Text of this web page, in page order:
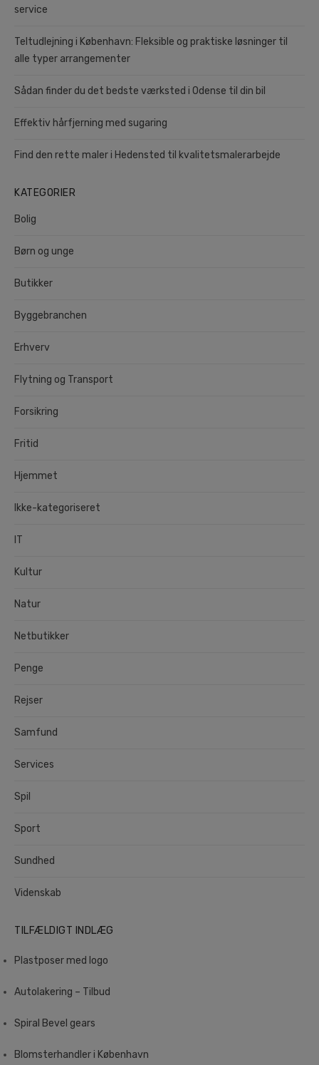
service
Teltudlejning i København: Fleksible og praktiske løsninger til
alle typer arrangementer
Sådan finder du det bedste værksted i Odense til din bil
Effektiv hårfjerning med sugaring
Find den rette maler i Hedensted til kvalitetsmalerarbejde
KATEGORIER
Bolig
Børn og unge
Butikker
Byggebranchen
Erhverv
Flytning og Transport
Forsikring
Fritid
Hjemmet
Ikke-kategoriseret
IT
Kultur
Natur
Netbutikker
Penge
Rejser
Samfund
Services
Spil
Sport
Sundhed
Videnskab
TILFÆLDIGT INDLÆG
Plastposer med logo
Autolakering – Tilbud
Spiral Bevel gears
Blomsterhandler i København